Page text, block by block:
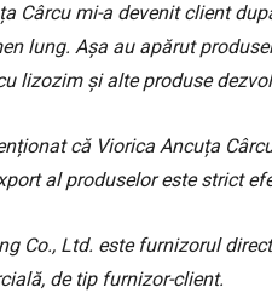
Cârcu mi-a devenit client
lung. Așa au apărut
lizozim și alte produse
că Viorica Ancuța
al produselor este strict
Co., Ltd. este furnizorul
de tip furnizor-client.